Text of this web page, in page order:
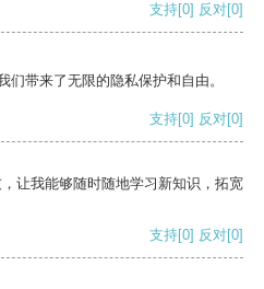
支持[0] 反对[0]
带来了无限的隐私保护和自由。
支持[0] 反对[0]
让我能够随时随地学习新知识，拓宽
支持[0] 反对[0]